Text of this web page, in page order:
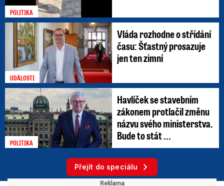
POLITIKA
UDÁLOSTI
Vláda rozhodne o střídání
času: Šťastný prosazuje
jen ten zimní
POLITIKA
Havlíček se stavebním
zákonem protlačil změnu
názvu svého ministerstva.
Bude to stát ...
Přejít do speciálu